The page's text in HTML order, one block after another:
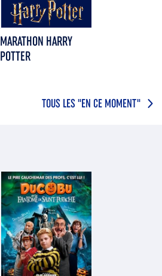
MARATHON HARRY
POTTER
TOUS LES "EN CE MOMENT"